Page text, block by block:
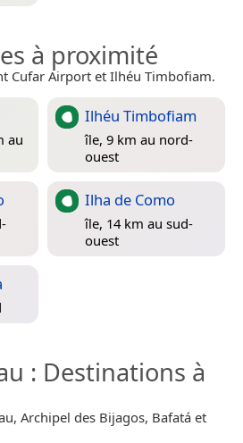
à proximité
Cufar Airport et Ilhéu Timbofiam.
au
Ilhéu Timbofiam
île, 9 km au nord-
ouest
Ilha de Como
île, 14 km au sud-
ouest
: Destinations à
Archipel des Bijagos, Bafatá et